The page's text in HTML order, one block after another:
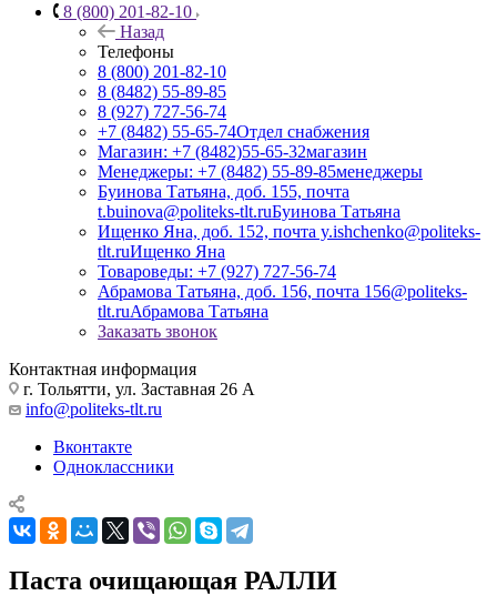
8 (800) 201-82-10
Назад
Телефоны
8 (800) 201-82-10
8 (8482) 55-89-85
8 (927) 727-56-74
+7 (8482) 55-65-74Отдел снабжения
Магазин: +7 (8482)55-65-32магазин
Менеджеры: +7 (8482) 55-89-85менеджеры
Буинова Татьяна, доб. 155, почта
t.buinova@politeks-tlt.ruБуинова Татьяна
Ищенко Яна, доб. 152, почта y.ishchenko@politeks-
tlt.ruИщенко Яна
Товароведы: +7 (927) 727-56-74
Абрамова Татьяна, доб. 156, почта 156@politeks-
tlt.ruАбрамова Татьяна
Заказать звонок
Контактная информация
г. Тольятти, ул. Заставная 26 А
info@politeks-tlt.ru
Вконтакте
Одноклассники
Паста очищающая РАЛЛИ